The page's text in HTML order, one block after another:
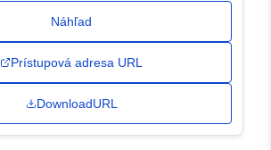
Náhľad
Prístupová adresa URL
DownloadURL